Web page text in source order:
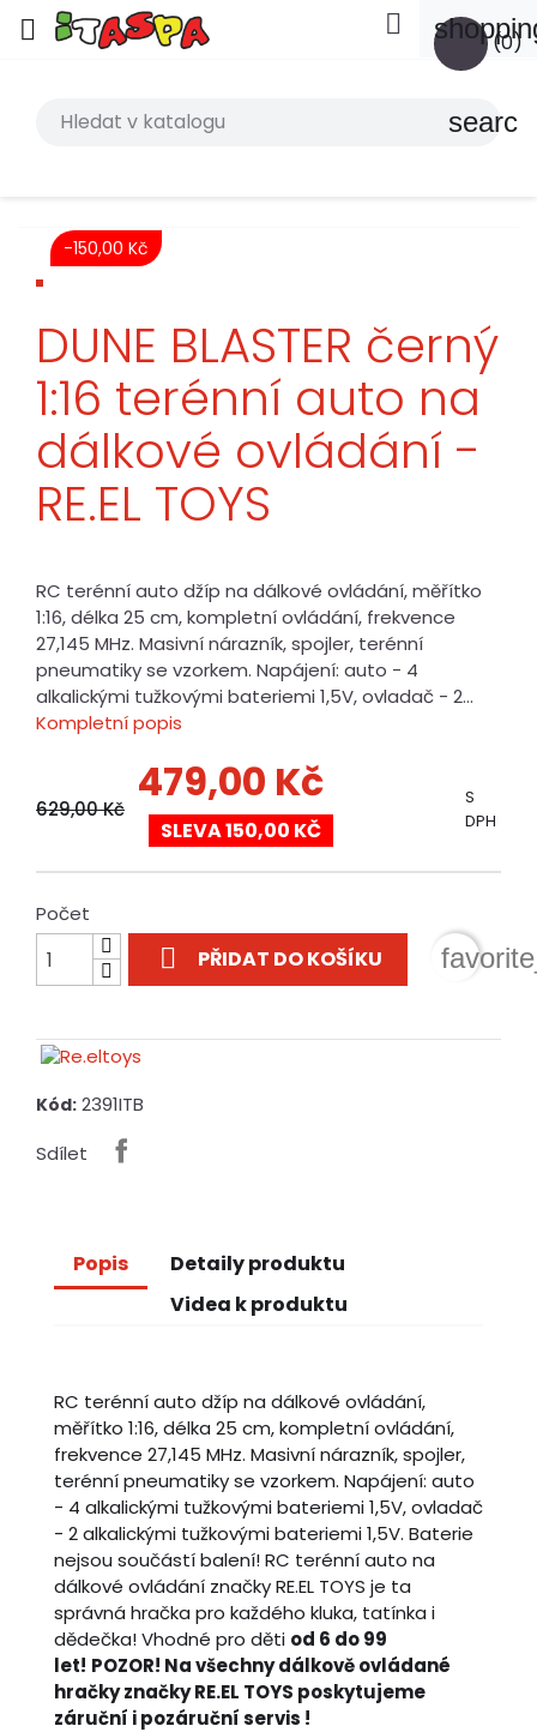
 (0)

search
-150,00 Kč
DUNE BLASTER černý
1:16 terénní auto na
dálkové ovládání -
RE.EL TOYS
RC terénní auto džíp na dálkové ovládání, měřítko
1:16, délka 25 cm, kompletní ovládání, frekvence
27,145 MHz. Masivní nárazník, spojler, terénní
pneumatiky se vzorkem. Napájení: auto - 4
alkalickými tužkovými bateriemi 1,5V, ovladač - 2...
Kompletní popis
629,00 Kč
479,00 Kč
SLEVA 150,00 KČ
S
DPH
Počet
 PŘIDAT DO KOŠÍKU
Kód: 2391ITB
Sdílet
Popis
Detaily produktu
Videa k produktu
RC terénní auto džíp na dálkové ovládání,
měřítko 1:16, délka 25 cm, kompletní ovládání,
frekvence 27,145 MHz. Masivní nárazník, spojler,
terénní pneumatiky se vzorkem. Napájení: auto
- 4 alkalickými tužkovými bateriemi 1,5V, ovladač
- 2 alkalickými tužkovými bateriemi 1,5V. Baterie
nejsou součástí balení! RC terénní auto na
dálkové ovládání značky RE.EL TOYS je ta
správná hračka pro každého kluka, tatínka i
dědečka! Vhodné pro děti od 6 do 99
let! POZOR! Na všechny dálkově ovládané
hračky značky RE.EL TOYS poskytujeme
záruční i pozáruční servis !